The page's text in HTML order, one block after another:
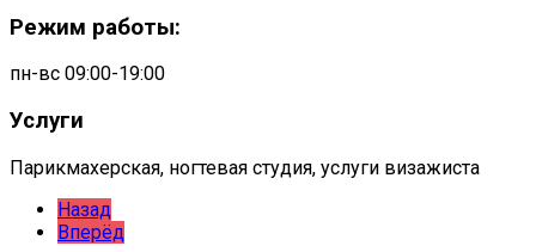
Режим работы:
пн-вс 09:00-19:00
Услуги
Парикмахерская, ногтевая студия, услуги визажиста
Назад
Вперёд